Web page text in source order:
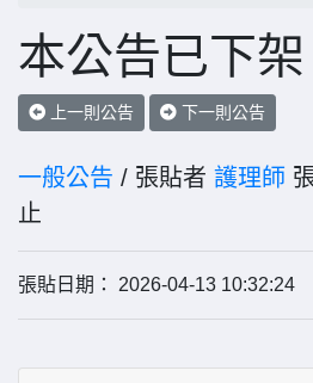
本公告已下架
上一則公告 下一則公告
一般公告 / 張貼者 護理師
止
張貼日期： 2026-04-13 10:32:24